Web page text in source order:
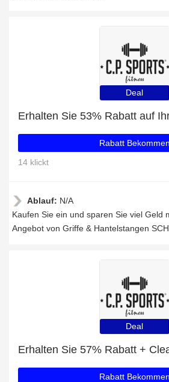
Deal
Rabatt Bekommen
14 klickt
Ablauf: N/A
Kaufen Sie ein und sparen Sie viel Geld
Angebot von Griffe & Hantelstangen
Deal
Rabatt Bekommen